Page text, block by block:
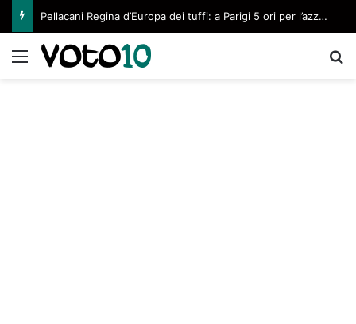
Pellacani Regina d’Europa dei tuffi: a Parigi 5 ori per l’azzurra
Menu